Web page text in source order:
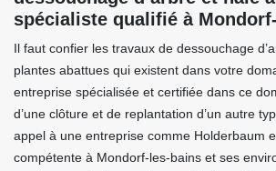
spécialiste qualifié à
Il faut confier les travaux de dessouchage
plantes abattues qui existent dans votre
entreprise spécialisée et certifiée dans ce
d’une clôture et de replantation d’un autre
appel à une entreprise comme Holderbaum
compétente à Mondorf-les-bains et ses